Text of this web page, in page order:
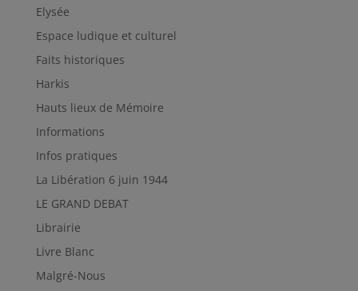
Elysée
Espace ludique et culturel
Faits historiques
Harkis
Hauts lieux de Mémoire
Informations
Infos pratiques
La Libération 6 juin 1944
LE GRAND DEBAT
Librairie
Livre Blanc
Malgré-Nous